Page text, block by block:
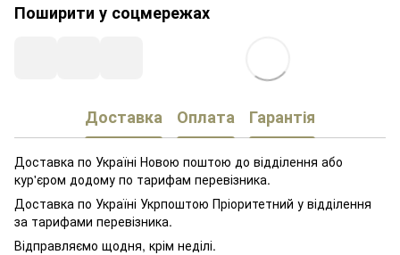
Поширити у соцмережах
Доставка Оплата Гарантія
Доставка по Україні Новою поштою до відділення або
кур'єром додому по тарифам перевізника.
Доставка по Україні Укрпоштою Пріоритетний у відділення
за тарифами перевізника.
Відправляємо щодня, крім неділі.